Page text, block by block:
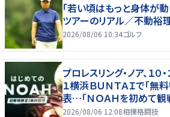
「若い頃はもっと身体が動
ツアーのリアル／不動裕
2026/08/06 10:34ゴルフ
プロレスリング・ノア、１０
１横浜ＢＵＮＴＡＩで「無
表…「ＮＯＡＨを初めて観
2026/08/06 12:08相撲格闘技